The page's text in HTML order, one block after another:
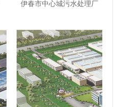
伊春市中心城污水处理厂